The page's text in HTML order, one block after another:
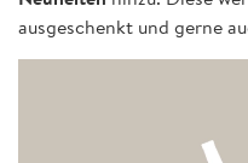
ausgeschenkt und gerne